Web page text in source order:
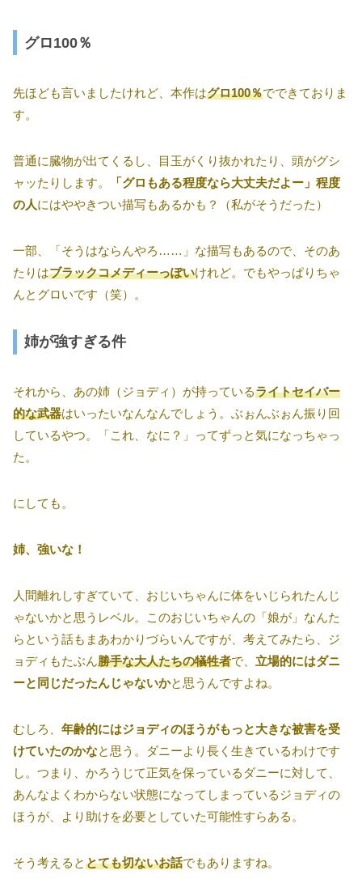
グロ100％
先ほども言いましたけれど、本作はグロ100％でできておりま
す。
普通に臓物が出てくるし、目玉がくり抜かれたり、頭がグシ
ャッたりします。
「グロもある程度なら大丈夫だよー」程度
の人にはややきつい描写もあるかも？（私がそうだった）
一部、「そうはならんやろ……」な描写もあるので、そのあ
たりはブラックコメディーっぽいけれど。でもやっぱりちゃ
んとグロいです（笑）。
姉が強すぎる件
それから、あの姉（ジョディ）が持っているライトセイバー
的な武器はいったいなんなんでしょう。ぶぉんぶぉん振り回
しているやつ。「これ、なに？」ってずっと気になっちゃっ
た。
にしても。
姉、強いな！
人間離れしすぎていて、おじいちゃんに体をいじられたんじ
ゃないかと思うレベル。このおじいちゃんの「娘が」なんた
らという話もまあわかりづらいんですが、考えてみたら、ジ
ョディもたぶん勝手な大人たちの犠牲者で、 立場的にはダニ
ーと同じだったんじゃないかと思うんですよね。
むしろ、 年齢的にはジョディのほうがもっと大きな被害を受
けていたのかなと思う。ダニーより長く生きているわけです
し。つまり、かろうじて正気を保っているダニーに対して、
あんなよくわからない状態になってしまっているジョディの
ほうが、より助けを必要としていた可能性すらある。
そう考えるととても切ないお話でもありますね。